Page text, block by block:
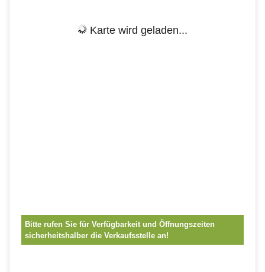
Karte wird geladen...
Bitte rufen Sie für Verfügbarkeit und Öffnungszeiten
sicherheitshalber die Verkaufsstelle an!